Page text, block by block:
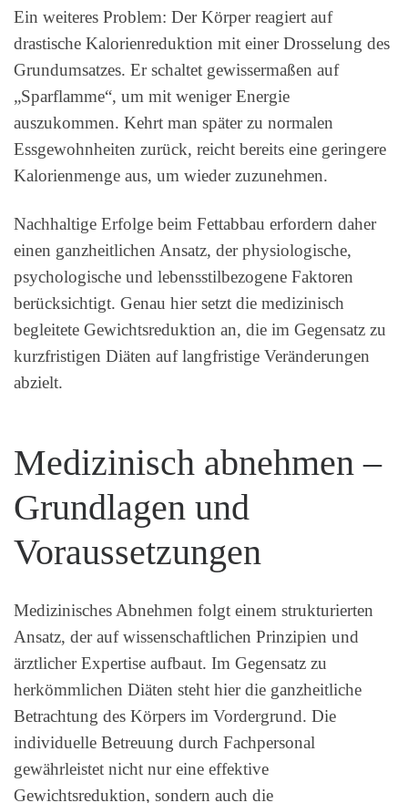
Ein weiteres Problem: Der Körper reagiert auf
drastische Kalorienreduktion mit einer Drosselung des
Grundumsatzes. Er schaltet gewissermaßen auf
„Sparflamme“, um mit weniger Energie
auszukommen. Kehrt man später zu normalen
Essgewohnheiten zurück, reicht bereits eine geringere
Kalorienmenge aus, um wieder zuzunehmen.
Nachhaltige Erfolge beim Fettabbau erfordern daher
einen ganzheitlichen Ansatz, der physiologische,
psychologische und lebensstilbezogene Faktoren
berücksichtigt. Genau hier setzt die medizinisch
begleitete Gewichtsreduktion an, die im Gegensatz zu
kurzfristigen Diäten auf langfristige Veränderungen
abzielt.
Medizinisch abnehmen –
Grundlagen und
Voraussetzungen
Medizinisches Abnehmen folgt einem strukturierten
Ansatz, der auf wissenschaftlichen Prinzipien und
ärztlicher Expertise aufbaut. Im Gegensatz zu
herkömmlichen Diäten steht hier die ganzheitliche
Betrachtung des Körpers im Vordergrund. Die
individuelle Betreuung durch Fachpersonal
gewährleistet nicht nur eine effektive
Gewichtsreduktion, sondern auch die